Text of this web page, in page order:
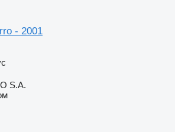
- 2001
S.A.